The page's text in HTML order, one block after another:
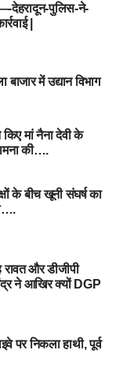
देहरादून-पुलिस-ने-
|
में उद्यान विभाग
मां नैना देवी के
की….
के बीच खूनी संघर्ष का
रावत और डीजीपी
ने आखिर क्यों DGP
पर निकला हाथी, पूर्व